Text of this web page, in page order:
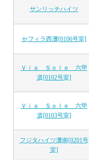
サンリッチハイツ
セフィラ西灘[0106号室]
Ｖｉａ Ｓｏｌｅ 六甲
道[0102号室]
Ｖｉａ Ｓｏｌｅ 六甲
道[0103号室]
フジタハイツ灘南[0201号
室]